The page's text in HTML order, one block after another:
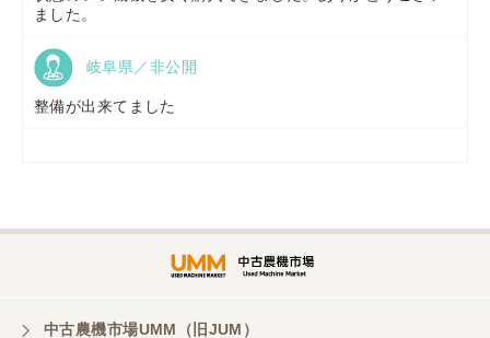
山形県／株式会社ノーキステージ
株式会社トミタモータース
ました。
岐阜県／非公開
整備が出来てました
中古農機市場UMM（旧JUM）